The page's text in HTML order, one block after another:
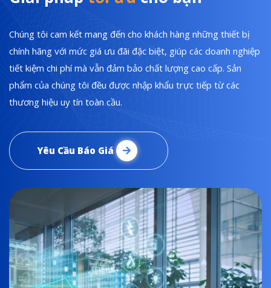
Chúng tôi cam kết mang đến cho khách hàng những thiết bị
chính hãng với mức giá ưu đãi đặc biệt, giúp các doanh nghiệp
tiết kiệm chi phí mà vẫn đảm bảo chất lượng cao cấp. Sản
phẩm của chúng tôi đều được nhập khẩu trực tiếp từ các
thương hiệu uy tín toàn cầu.
Yêu Cầu Báo Giá